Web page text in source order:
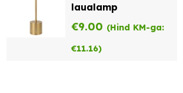
laualamp
€9.00 (Hind KM-ga:
€11.16)